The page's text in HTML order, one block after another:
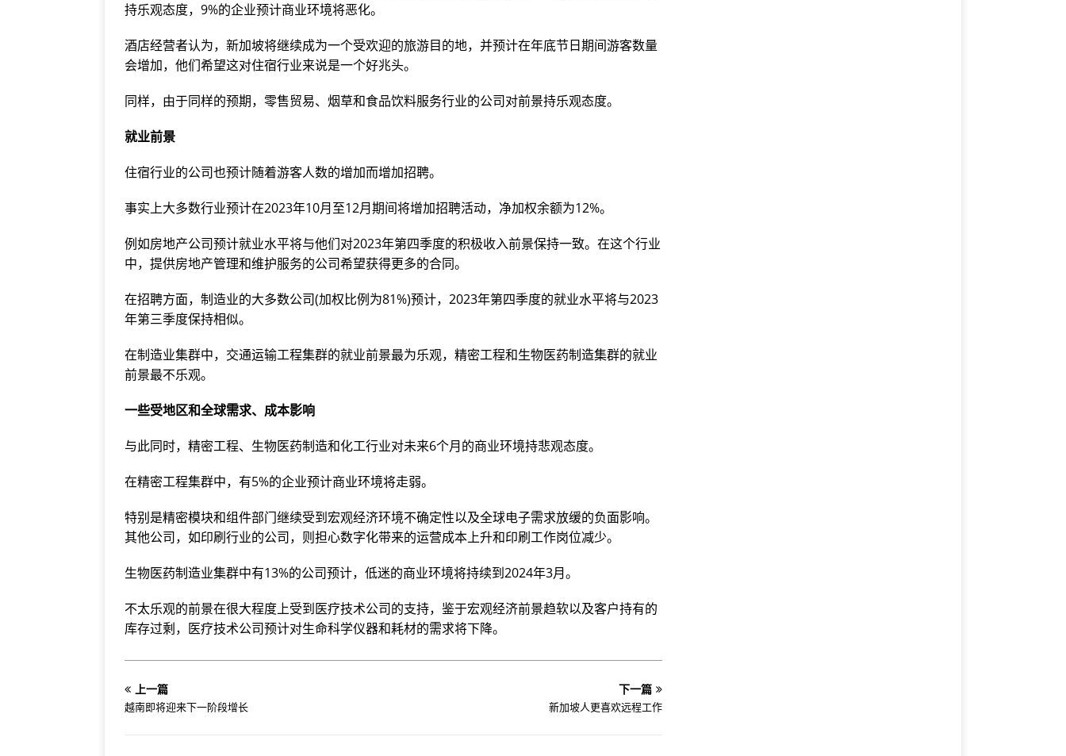
持乐观态度，9%的企业预计商业环境将恶化。
酒店经营者认为，新加坡将继续成为一个受欢迎的旅游目的地，并预计在年底节日期间游客数量
会增加，他们希望这对住宿行业来说是一个好兆头。
同样，由于同样的预期，零售贸易、烟草和食品饮料服务行业的公司对前景持乐观态度。
就业前景
住宿行业的公司也预计随着游客人数的增加而增加招聘。
事实上大多数行业预计在2023年10月至12月期间将增加招聘活动，净加权余额为12%。
例如房地产公司预计就业水平将与他们对2023年第四季度的积极收入前景保持一致。在这个行业
中，提供房地产管理和维护服务的公司希望获得更多的合同。
在招聘方面，制造业的大多数公司(加权比例为81%)预计，2023年第四季度的就业水平将与2023
年第三季度保持相似。
在制造业集群中，交通运输工程集群的就业前景最为乐观，精密工程和生物医药制造集群的就业
前景最不乐观。
一些受地区和全球需求、成本影响
与此同时，精密工程、生物医药制造和化工行业对未来6个月的商业环境持悲观态度。
在精密工程集群中，有5%的企业预计商业环境将走弱。
特别是精密模块和组件部门继续受到宏观经济环境不确定性以及全球电子需求放缓的负面影响。
其他公司，如印刷行业的公司，则担心数字化带来的运营成本上升和印刷工作岗位减少。
生物医药制造业集群中有13%的公司预计，低迷的商业环境将持续到2024年3月。
不太乐观的前景在很大程度上受到医疗技术公司的支持，鉴于宏观经济前景趋软以及客户持有的
库存过剩，医疗技术公司预计对生命科学仪器和耗材的需求将下降。
上一篇
越南即将迎来下一阶段增长
下一篇
新加坡人更喜欢远程工作